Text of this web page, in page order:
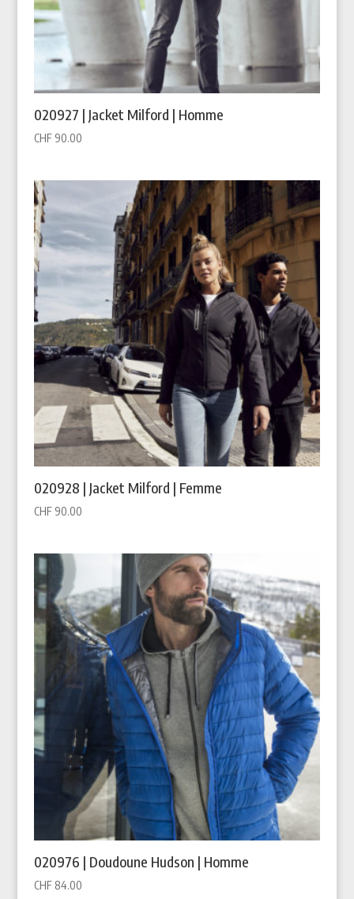
020927 | Jacket Milford | Homme
CHF90.00
020928 | Jacket Milford | Femme
CHF90.00
020976 | Doudoune Hudson | Homme
CHF84.00